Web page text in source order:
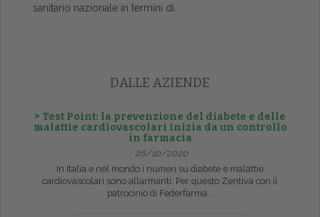
sanitario nazionale in termini di...
DALLE AZIENDE
> Test Point: la prevenzione del diabete e delle
malattie cardiovascolari inizia da un controllo
in farmacia
26/10/2020
In Italia e nel mondo i numeri su diabete e malattie
cardiovascolari sono allarmanti. Per questo Zentiva con il
patrocinio di Federfarma...